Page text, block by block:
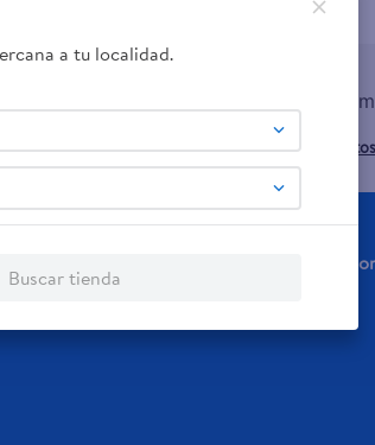
, así como el envío de noticias y
,Colchones,Pantallas,Antigripales,Suplementos
,Celulares Xiaomi,Celulares Honor.
Trabaja
a tu localidad.
Buscar tienda